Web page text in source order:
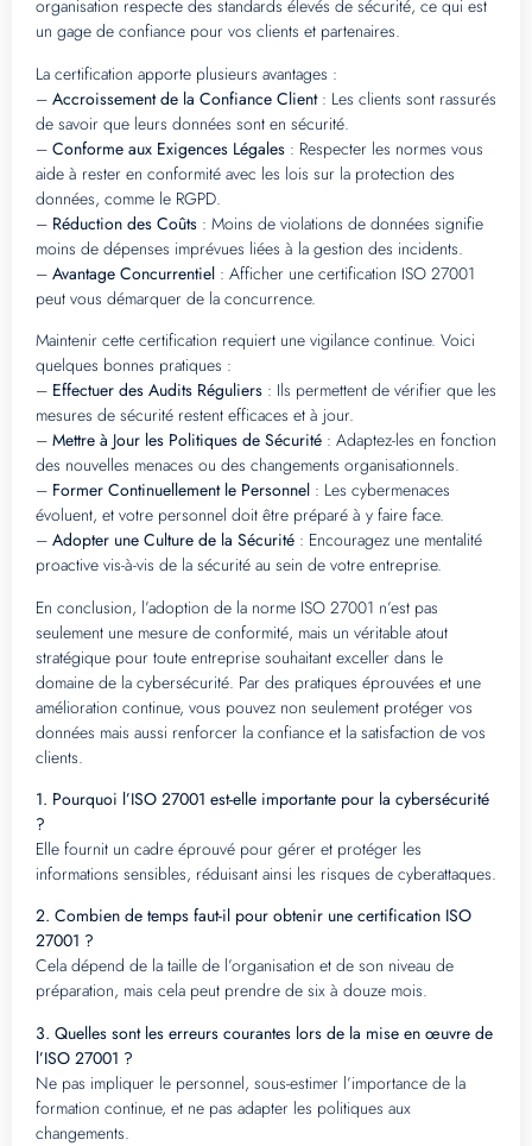
organisation respecte des standards élevés de sécurité, ce qui est
un gage de confiance pour vos clients et partenaires.
La certification apporte plusieurs avantages :
– Accroissement de la Confiance Client: Les clients sont rassurés
de savoir que leurs données sont en sécurité.
– Conforme aux Exigences Légales : Respecter les normes vous
aide à rester en conformité avec les lois sur la protection des
données, comme le RGPD.
– Réduction des Coûts : Moins de violations de données signifie
moins de dépenses imprévues liées à la gestion des incidents.
– Avantage Concurrentiel : Afficher une certification ISO 27001
peut vous démarquer de la concurrence.
Maintenir cette certification requiert une vigilance continue. Voici
quelques bonnes pratiques :
– Effectuer des Audits Réguliers : Ils permettent de vérifier que les
mesures de sécurité restent efficaces et à jour.
– Mettre à Jour les Politiques de Sécurité : Adaptez-les en fonction
des nouvelles menaces ou des changements organisationnels.
– Former Continuellement le Personnel : Les cybermenaces
évoluent, et votre personnel doit être préparé à y faire face.
– Adopter une Culture de la Sécurité : Encouragez une mentalité
proactive vis-à-vis de la sécurité au sein de votre entreprise.
En conclusion, l’adoption de la norme ISO 27001 n’est pas
seulement une mesure de conformité, mais un véritable atout
stratégique pour toute entreprise souhaitant exceller dans le
domaine de la cybersécurité. Par des pratiques éprouvées et une
amélioration continue, vous pouvez non seulement protéger vos
données mais aussi renforcer la confiance et la satisfaction de vos
clients.
1. Pourquoi l’ISO 27001 est-elle importante pour la cybersécurité
?
Elle fournit un cadre éprouvé pour gérer et protéger les
informations sensibles, réduisant ainsi les risques de cyberattaques.
2. Combien de temps faut-il pour obtenir une certification ISO
27001 ?
Cela dépend de la taille de l’organisation et de son niveau de
préparation, mais cela peut prendre de six à douze mois.
3. Quelles sont les erreurs courantes lors de la mise en œuvre de
l’ISO 27001 ?
Ne pas impliquer le personnel, sous-estimer l’importance de la
formation continue, et ne pas adapter les politiques aux
changements.